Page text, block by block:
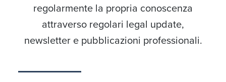
regolarmente la propria conoscenza
attraverso regolari legal update,
newsletter e pubblicazioni professionali.